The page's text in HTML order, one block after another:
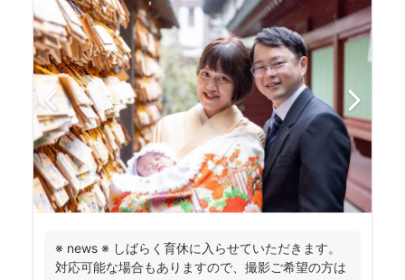
※ news ※ しばらく育休に入らせていただきます。
対応可能な場合もありますので、撮影ご希望の方は